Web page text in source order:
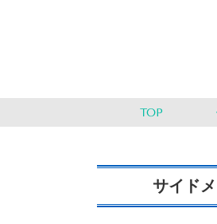
TOP
サイド